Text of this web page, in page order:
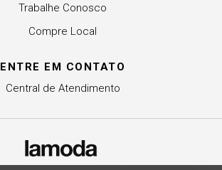
Trabalhe Conosco
Compre Local
ENTRE EM CONTATO
Central de Atendimento